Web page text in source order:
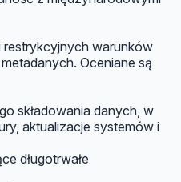
restrykcyjnych warunków
Oceniane są
składowania danych, w
aktualizacje systemów i
długotrwałe